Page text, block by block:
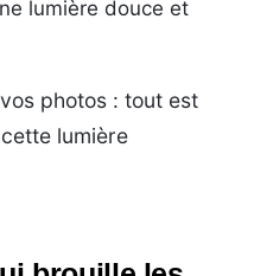
lumière douce et
photos : tout est
lumière